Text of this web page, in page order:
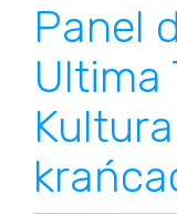
Panel
Ultima